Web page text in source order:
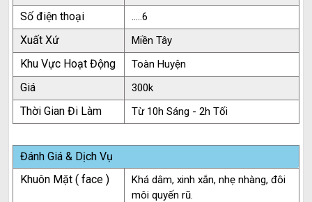
Số điện thoại .....6
Xuất Xứ Miền Tây
Khu Vực Hoạt Động Toàn Huyện
Giá 300k
Thời Gian Đi Làm Từ 10h Sáng - 2h Tối
Đánh Giá & Dịch Vụ
Khuôn Mặt ( face )
Khá dâm, xinh xắn, nhẹ nhàng, đôi
môi quyến rũ.